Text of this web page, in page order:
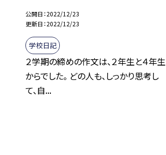
公開日 2022/12/23
更新日 2022/12/23
学校日記
２学期の締めの作文は、２年生と４年生
からでした。 どの人も、しっかり思考し
て、自...